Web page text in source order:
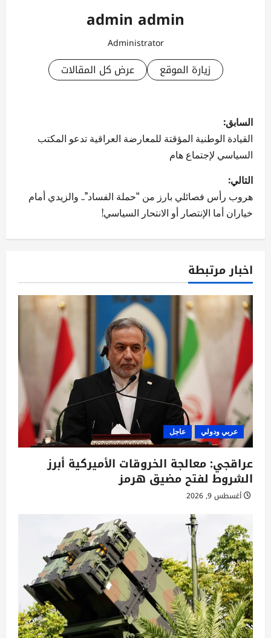
admin admin
Administrator
زيارة الموقع عرض كل المقالات
ت
ص
فّ
ح
ا
ل
م
ق
ا
ا
ت
السابق:
القيادة الوطنية المؤقتة للمعارضة العراقية تدعو المكتب
السياسي لإجتماع هام
التالي:
هروب رأس فصائلي بارز من “حملة الفساد”.. والزيدي أمام
خياران أما الإنتصار أو الانتحار السياسي!
اخبار مرتبطة
عربي ودولي عاجل
عراقجي: معالجة الخروقات الأميركية أبرز
الشروط لفتح مضيق هرمز
أغسطس 9, 2026